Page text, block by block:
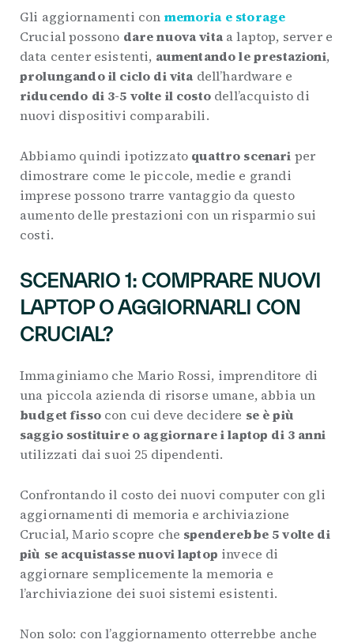
Gli aggiornamenti con memoria e storage
Crucial possono dare nuova vitaa laptop, server e
data center esistenti, aumentando le prestazioni,
prolungando il ciclo di vita dell’hardware e
riducendo di 3-5 volte il costodell’acquisto di
nuovi dispositivi comparabili.
Abbiamo quindi ipotizzato quattro scenari per
dimostrare come le piccole, medie e grandi
imprese possono trarre vantaggio da questo
aumento delle prestazioni con un risparmio sui
costi.
SCENARIO 1: COMPRARE NUOVI
LAPTOP O AGGIORNARLI CON
CRUCIAL?
Immaginiamo che Mario Rossi, imprenditore di
una piccola azienda di risorse umane, abbia un
budget fissocon cui deve decidere se è più
saggio sostituire o aggiornare i laptop di 3 anni
utilizzati dai suoi 25 dipendenti.
Confrontando il costo dei nuovi computer con gli
aggiornamenti di memoria e archiviazione
Crucial, Mario scopre che spenderebbe 5 volte di
più se acquistasse nuovi laptop invece di
aggiornare semplicemente la memoria e
l’archiviazione dei suoi sistemi esistenti.
Non solo: con l’aggiornamento otterrebbe anche